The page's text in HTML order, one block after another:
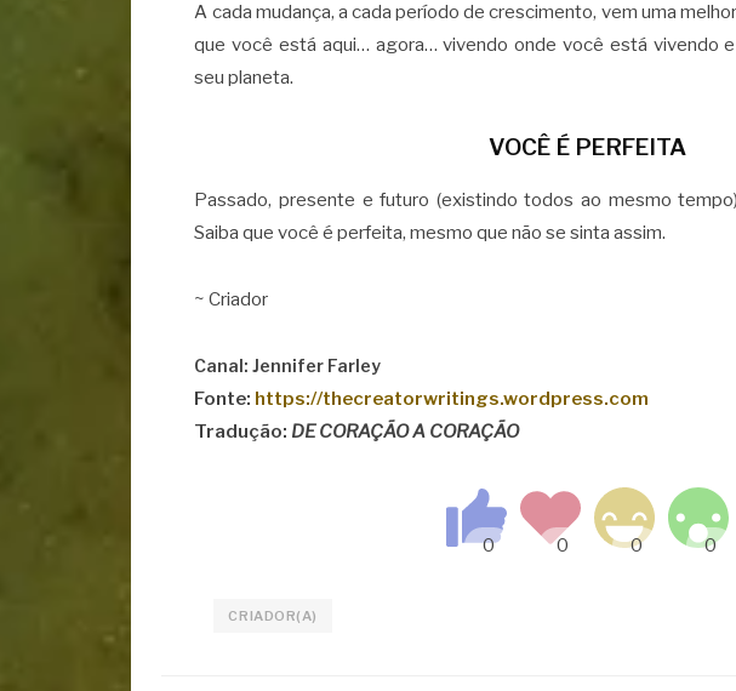
A cada mudança, a cada período de crescimento, vem uma
que você está aqui… agora… vivendo onde você está vivendo
seu planeta.
VOCÊ É PERFEITA
Passado, presente e futuro (existindo todos ao mesmo
Saiba que você é perfeita, mesmo que não se sinta assim.
~ Criador
Canal: Jennifer Farley
Fonte: https://thecreatorwritings.wordpress.com
Tradução: DE CORAÇÃO A CORAÇÃO
CRIADOR(A)